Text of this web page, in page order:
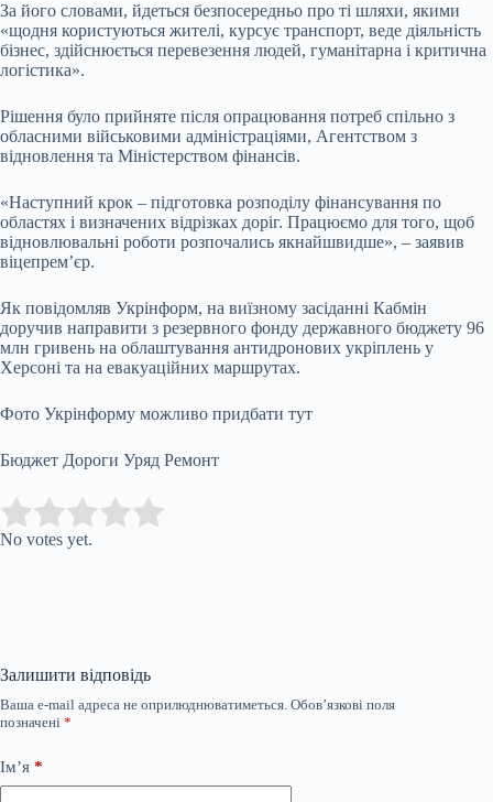
За його словами, йдеться безпосередньо про ті шляхи, якими
«щодня користуються жителі, курсує транспорт, веде діяльність
бізнес, здійснюється перевезення людей, гуманітарна і критична
логістика».
Рішення було прийняте після опрацювання потреб спільно з
обласними військовими адміністраціями, Агентством з
відновлення та Міністерством фінансів.
«Наступний крок – підготовка розподілу фінансування по
областях і визначених відрізках доріг. Працюємо для того, щоб
відновлювальні роботи розпочались якнайшвидше», – заявив
віцепрем’єр.
Як повідомляв Укрінформ, на виїзному засіданні Кабмін
доручив направити з резервного фонду державного бюджету 96
млн гривень на облаштування антидронових укріплень у
Херсоні та на евакуаційних маршрутах.
Фото Укрінформу можливо придбати тут
Бюджет Дороги Уряд Ремонт
Rate this item:
No votes yet.
Залишити відповідь
Ваша e-mail адреса не оприлюднюватиметься. Обов’язкові поля
позначені *
Ім’я *